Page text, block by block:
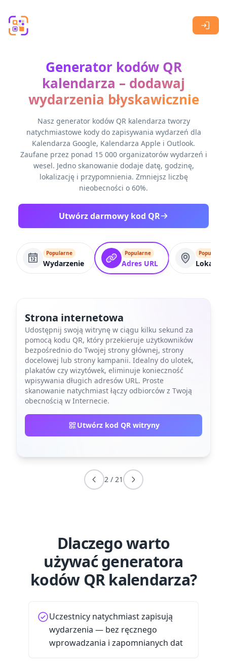
Generator kodów QR
kalendarza – dodawaj
wydarzenia błyskawicznie
Nasz generator kodów QR kalendarza tworzy
natychmiastowe kody do zapisywania wydarzeń dla
Kalendarza Google, Kalendarza Apple i Outlook.
Zaufane przez ponad 15 000 organizatorów wydarzeń i
wesel. Jedno skanowanie dodaje datę, godzinę,
lokalizację i przypomnienia. Zmniejsz liczbę
nieobecności o 60%.
Utwórz darmowy kod QR
Popularne
Wydarzenie
Popularne
Adres URL
Popularne
Strona internetowa
Udostępnij swoją witrynę w ciągu kilku sekund za
pomocą kodu QR, który przekieruje użytkowników
bezpośrednio do Twojej strony głównej, strony
docelowej lub strony kampanii. Idealny do ulotek,
plakatów czy wizytówek, eliminuje konieczność
wpisywania długich adresów URL. Proste
skanowanie natychmiast łączy odbiorców z Twoją
obecnością w Internecie.
Utwórz kod QR witryny
2/ 21
Dlaczego warto
używać generatora
kodów QR kalendarza?
Uczestnicy natychmiast zapisują
wydarzenia — bez ręcznego
wprowadzania i zapomnianych dat